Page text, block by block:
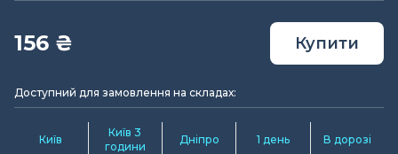
156 ₴ Купити
Доступний для замовлення на складах:
Київ
Київ 3
години
Дніпро 1 день В дорозі